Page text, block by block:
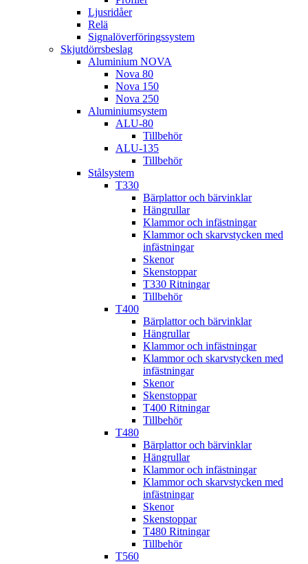
Ljusridåer
Relä
Signalöverföringssystem
Skjutdörrsbeslag
Aluminium NOVA
Nova 80
Nova 150
Nova 250
Aluminiumsystem
ALU-80
Tillbehör
ALU-135
Tillbehör
Stålsystem
T330
Bärplattor och bärvinklar
Hängrullar
Klammor och infästningar
Klammor och skarvstycken med
infästningar
Skenor
Skenstoppar
T330 Ritningar
Tillbehör
T400
Bärplattor och bärvinklar
Hängrullar
Klammor och infästningar
Klammor och skarvstycken med
infästningar
Skenor
Skenstoppar
T400 Ritningar
Tillbehör
T480
Bärplattor och bärvinklar
Hängrullar
Klammor och infästningar
Klammor och skarvstycken med
infästningar
Skenor
Skenstoppar
T480 Ritningar
Tillbehör
T560